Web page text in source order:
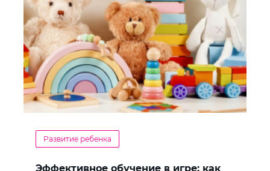
Развитие ребенка
Эффективное обучение в игре: как